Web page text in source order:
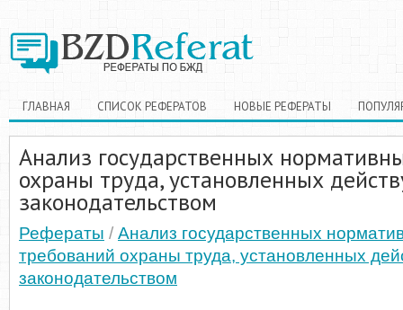
ГЛАВНАЯ СПИСОК РЕФЕРАТОВ НОВЫЕ РЕФЕРАТЫ
Анализ государственных
охраны труда, установленных
законодательством
Рефераты / Анализ государственных
требований охраны труда, установленных
законодательством